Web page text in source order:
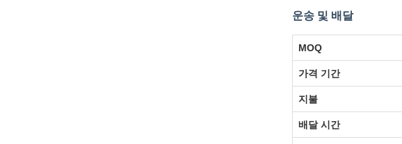
운송 및 배달
MOQ
가격 기간
지불
배달 시간